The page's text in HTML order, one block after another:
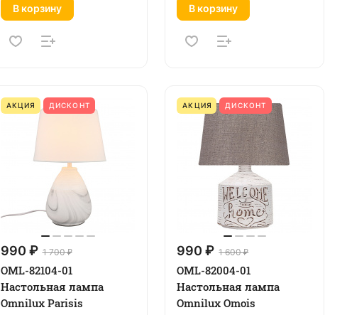
В корзину В корзину
АКЦИЯ ДИСКОНТ
990 ₽ 1 700 ₽
OML-82104-01
Настольная лампа
Omnilux Parisis
АКЦИЯ ДИСКОНТ
990 ₽ 1 600 ₽
OML-82004-01
Настольная лампа
Omnilux Omois